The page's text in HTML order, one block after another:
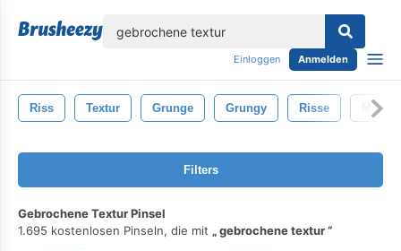
Einloggen Anmelden
Riss Textur Grunge Grungy Risse Mauer
Filters
Gebrochene Textur Pinsel
1.695 kostenlosen Pinseln, die mit
gebrochene textur